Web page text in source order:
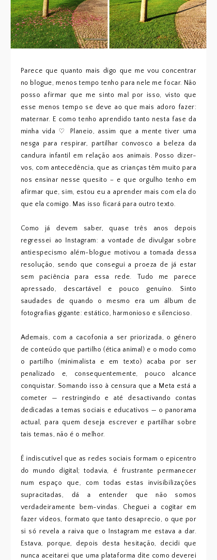
Parece que quanto mais digo que me vou concentrar
no blogue, menos tempo tenho para nele me focar. Não
posso afirmar que me sinto mal por isso, visto que
esse menos tempo se deve ao que mais adoro fazer:
maternar. E como tenho aprendido tanto nesta fase da
minha vida ♡ Planeio, assim que a mente tiver uma
nesga para respirar, partilhar convosco a beleza da
candura infantil em relação aos animais. Posso dizer-
vos, com antecedência, que as crianças têm muito para
nos ensinar nesse quesito – e que orgulho tenho em
afirmar que, sim, estou eu a aprender mais com ela do
que ela comigo. Mas isso ficará para outro texto.
Como já devem saber, quase três anos depois
regressei ao Instagram: a vontade de divulgar sobre
antiespecismo além-blogue motivou a tomada dessa
resolução, sendo que consegui a proeza de já estar
sem paciência para essa rede. Tudo me parece
apressado, descartável e pouco genuíno. Sinto
saudades de quando o mesmo era um álbum de
fotografias gigante: estático, harmonioso e silencioso.
Ademais, com a cacofonia a ser priorizada, o género
de conteúdo que partilho (ética animal) e o modo como
o partilho (minimalista e em texto) acaba por ser
penalizado e, consequentemente, pouco alcance
conquistar. Somando isso à censura que a Meta está a
cometer — restringindo e até desactivando contas
dedicadas a temas sociais e educativos — o panorama
actual, para quem deseja escrever e partilhar sobre
tais temas, não é o melhor.
É indiscutível que as redes sociais formam o epicentro
do mundo digital; todavia, é frustrante permanecer
num espaço que, com todas estas invisibilizações
supracitadas, dá a entender que não somos
verdadeiramente bem-vindas. Cheguei a cogitar em
fazer vídeos, formato que tanto desaprecio, o que por
si só revela a raiva que o Instagram me estava a dar.
Estava, porque, depois desta hesitação, decidi que
nunca aceitarei que uma plataforma dite como deverei